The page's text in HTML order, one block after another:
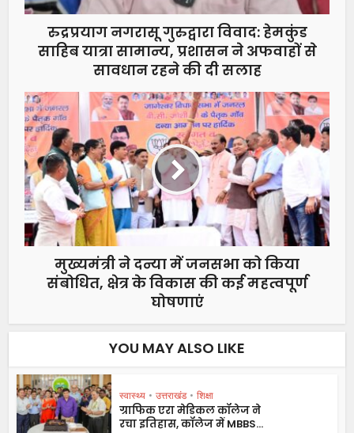
रुद्रप्रयाग नगरासू गुरुद्वारा विवाद: हेमकुंड
साहिब यात्रा सामान्य, प्रशासन ने अफवाहों से
सावधान रहने की दी सलाह
मुख्यमंत्री ने दन्या में जनसभा को किया
संबोधित, क्षेत्र के विकास की कई महत्वपूर्ण
घोषणाएं
YOU MAY ALSO LIKE
स्वास्थ्य • उत्तराखंड • शिक्षा
ग्राफिक एरा मेडिकल कॉलेज ने
रचा इतिहास, कॉलेज में MBBS...